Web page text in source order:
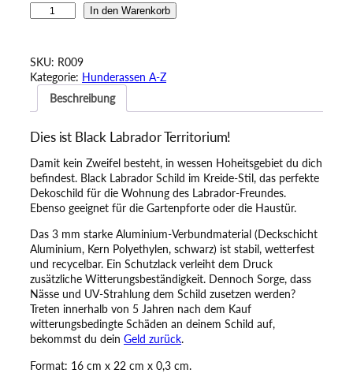
k
L
b
r
a
d
o
r
S
h
i
l
d
–
E
i
n
u
In den Warenkorb
SKU: R009
Kategorie: Hunderassen A-Z
Beschreibung
Dies ist Black Labrador Territorium!
Damit kein Zweifel besteht, in wessen Hoheitsgebiet du dich
befindest. Black Labrador Schild im Kreide-Stil, das perfekte
Dekoschild für die Wohnung des Labrador-Freundes.
Ebenso geeignet für die Gartenpforte oder die Haustür.
Das 3 mm starke Aluminium-Verbundmaterial (Deckschicht
Aluminium, Kern Polyethylen, schwarz) ist stabil, wetterfest
und recycelbar. Ein Schutzlack verleiht dem Druck
zusätzliche Witterungsbeständigkeit. Dennoch Sorge, dass
Nässe und UV-Strahlung dem Schild zusetzen werden?
Treten innerhalb von 5 Jahren nach dem Kauf
witterungsbedingte Schäden an deinem Schild auf,
bekommst du dein Geld zurück.
Format: 16 cm x 22 cm x 0,3 cm.